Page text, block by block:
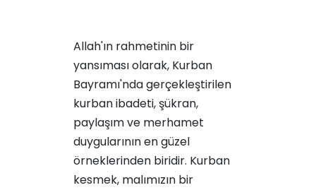
Allah'ın rahmetinin bir
yansıması olarak, Kurban
Bayramı'nda gerçekleştirilen
kurban ibadeti, şükran,
paylaşım ve merhamet
duygularının en güzel
örneklerinden biridir. Kurban
kesmek, malımızın bir